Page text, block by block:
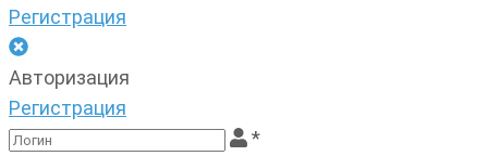
Регистрация
Авторизация
Регистрация
*